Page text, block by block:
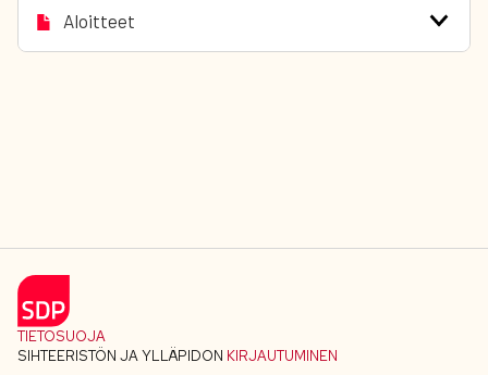
Aloitteet
TIETOSUOJA
SIHTEERISTÖN JA YLLÄPIDON KIRJAUTUMINEN